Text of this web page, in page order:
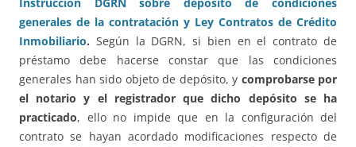
Instrucción DGRN sobre depósito de condiciones
generales de la contratación y Ley Contratos de Crédito
Inmobiliario. Según la DGRN, si bien en el contrato de
préstamo debe hacerse constar que las condiciones
generales han sido objeto de depósito, y comprobarse por
el notario y el registrador que dicho depósito se ha
practicado, ello no impide que en la configuración del
contrato se hayan acordado modificaciones respecto de